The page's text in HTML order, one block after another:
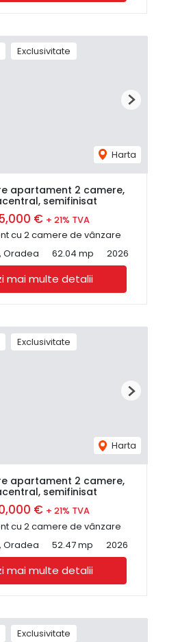
Exclusivitate
Harta
Next
apartament 2 camere,
semifinisat
€ + 21% TVA
cu 2 camere de vânzare
Oradea
62.04 mp 2026
mai multe detalii
Exclusivitate
Harta
Next
apartament 2 camere,
semifinisat
€ + 21% TVA
cu 2 camere de vânzare
Oradea
52.47 mp 2026
mai multe detalii
Exclusivitate